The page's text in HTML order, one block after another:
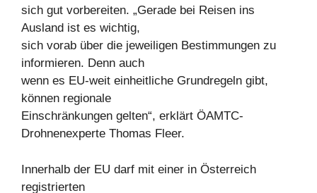
sich gut vorbereiten. „Gerade bei Reisen ins
Ausland ist es wichtig,
sich vorab über die jeweiligen Bestimmungen zu
informieren. Denn auch
wenn es EU-weit einheitliche Grundregeln gibt,
können regionale
Einschränkungen gelten“, erklärt ÖAMTC-
Drohnenexperte Thomas Fleer.
Innerhalb der EU darf mit einer in Österreich
registrierten